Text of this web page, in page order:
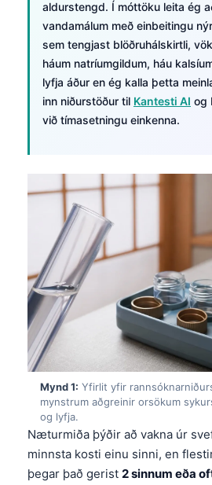
aldurstengd. Í móttöku leita ég
vandamálum með einbeitingu
sem tengjast blöðruhálskirtli,
háum natríumgildum, háu
lyfja áður en ég kalla þetta
inn niðurstöður til Kantesti AI og
við tímasetningu einkenna.
Mynd 1: Yfirlit yfir
mynstrum aðgreinir orsökum
og lyfja.
Næturmiða þýðir að vakna úr
minnsta kosti einu sinni, en
þegar það gerist 2 sinnum eða